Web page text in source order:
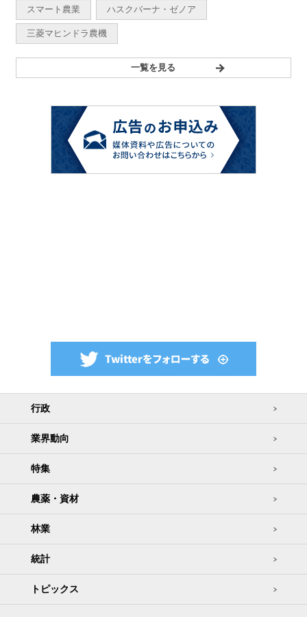
スマート農業 ハスクバーナ・ゼノア
三菱マヒンドラ農機
一覧を見る
行政
業界動向
特集
農薬・資材
林業
統計
トピックス